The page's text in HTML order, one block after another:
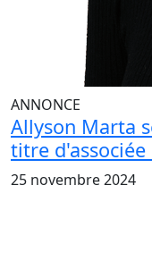
ANNONCE
Allyson Marta
titre d'associée
25 novembre 2024